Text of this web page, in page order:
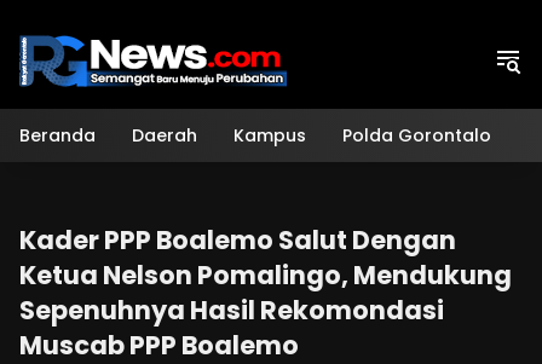
konten
Beranda Daerah Kampus Polda Gorontalo
Kader PPP Boalemo Salut Dengan
Ketua Nelson Pomalingo, Mendukung
Sepenuhnya Hasil Rekomondasi
Muscab PPP Boalemo